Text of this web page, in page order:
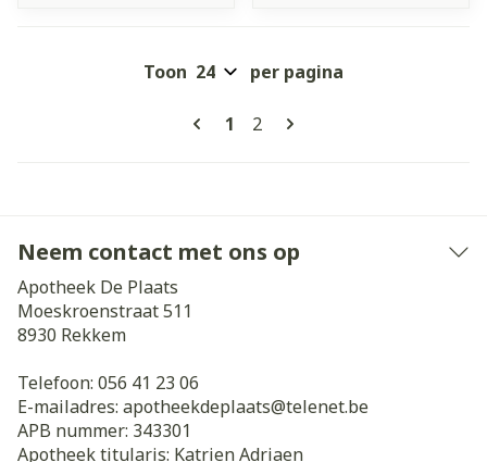
Pagina's
U lees momenteel pagina
1 Pagina
2
Toon per pagina
Neem contact met ons op
Apotheek De Plaats
Moeskroenstraat 511
8930 Rekkem
Telefoon: 056 41 23 06
E-mailadres: apotheekdeplaats@telenet.be
APB nummer: 343301
Apotheek titularis: Katrien Adriaen